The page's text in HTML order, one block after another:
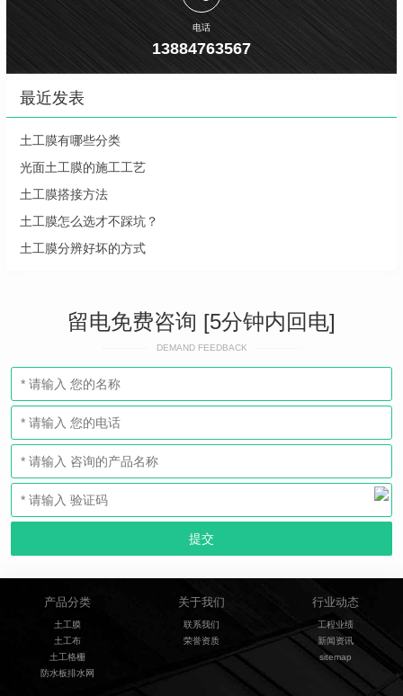
电话
13884763567
最近发表
土工膜有哪些分类
光面土工膜的施工工艺
土工膜搭接方法
土工膜怎么选才不踩坑？
土工膜分辨好坏的方式
留电免费咨询 [5分钟内回电]
DEMAND FEEDBACK
产品分类
土工膜
土工布
土工格栅
防水板排水网
关于我们
联系我们
荣誉资质
行业动态
工程业绩
新闻资讯
sitemap